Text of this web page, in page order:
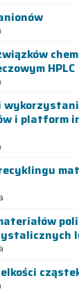
HPLC
i platform